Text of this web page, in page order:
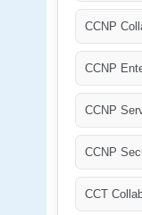
CCNP
CCNP
CCNP
CCNP
CCT